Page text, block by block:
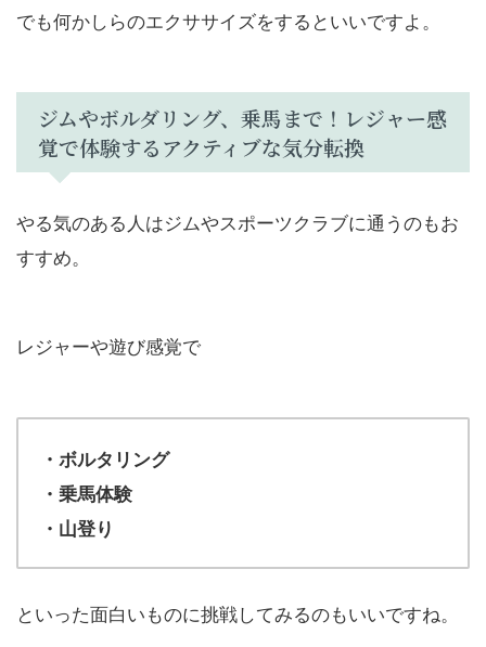
でも何かしらのエクササイズをするといいですよ。
ジムやボルダリング、乗馬まで！レジャー感
覚で体験するアクティブな気分転換
やる気のある人はジムやスポーツクラブに通うのもお
すすめ。
レジャーや遊び感覚で
・ボルタリング
・乗馬体験
・山登り
といった面白いものに挑戦してみるのもいいですね。